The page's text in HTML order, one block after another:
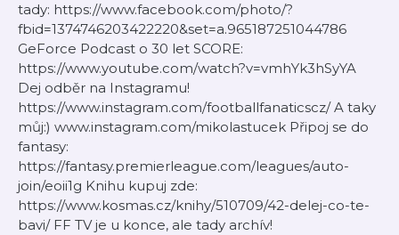
tady: https://www.facebook.com/photo/?
fbid=1374746203422220&set=a.965187251044786
GeForce Podcast o 30 let SCORE:
https://www.youtube.com/watch?v=vmhYk3hSyYA
Dej odběr na Instagramu!
https://www.instagram.com/footballfanaticscz/ A taky
můj:) www.instagram.com/mikolastucek Připoj se do
fantasy:
https://fantasy.premierleague.com/leagues/auto-
join/eoii1g Knihu kupuj zde:
https://www.kosmas.cz/knihy/510709/42-delej-co-te-
bavi/ FF TV je u konce, ale tady archív!